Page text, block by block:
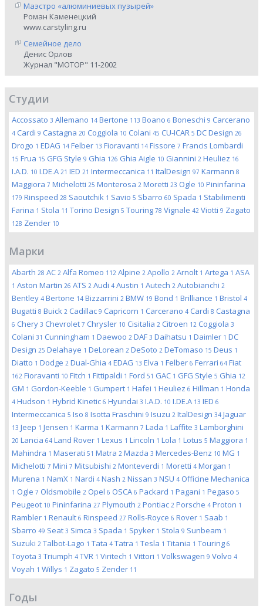
Маэстро «алюминиевых пузырей»
Роман Каменецкий
www.carstyling.ru
Семейное дело
Денис Орлов
Журнал "МОТОР" 11-2002
Студии
Accossato 3 Allemano 14 Bertone 113 Boano 6 Boneschi 9 Carcerano
4 Cardi 9 Castagna 20 Coggiola 10 Colani 45 CU-ICAR 5 DC Design 26
Drogo 1 EDAG 14 Felber 13 Fioravanti 14 Fissore 7 Francis Lombardi
15 Frua 15 GFG Style 9 Ghia 126 Ghia Aigle 10 Giannini 2 Heuliez 16
I.A.D. 10 I.DE.A 21 IED 21 Intermeccanica 11 ItalDesign 97 Karmann 8
Maggiora 7 Michelotti 25 Monterosa 2 Moretti 23 Ogle 10 Pininfarina
179 Rinspeed 28 Saoutchik 1 Savio 5 Sbarro 60 Spada 1 Stabilimenti
Farina 1 Stola 11 Torino Design 5 Touring 78 Vignale 42 Viotti 9 Zagato
128 Zender 10
Марки
Abarth 28 AC 2 Alfa Romeo 112 Alpine 2 Apollo 2 Arnolt 1 Artega 1 ASA
1 Aston Martin 26 ATS 2 Audi 4 Austin 1 Autech 2 Autobianchi 2
Bentley 4 Bertone 14 Bizzarrini 2 BMW 19 Bond 1 Brilliance 1 Bristol 4
Bugatti 8 Buick 2 Cadillac 9 Capricorn 1 Carcerano 4 Cardi 8 Castagna
6 Chery 3 Chevrolet 7 Chrysler 10 Cisitalia 2 Citroen 12 Coggiola 3
Colani 31 Cunningham 1 Daewoo 2 DAF 3 Daihatsu 1 Daimler 1 DC
Design 25 Delahaye 1 DeLorean 2 DeSoto 2 DeTomaso 15 Deus 1
Diatto 1 Dodge 2 Dual-Ghia 4 EDAG 13 Elva 1 Felber 6 Ferrari 64 Fiat
162 Fioravanti 10 Fitch 1 Fittipaldi 1 Ford 51 GAC 1 GFG Style 5 Ghia 12
GM 1 Gordon-Keeble 1 Gumpert 1 Hafei 1 Heuliez 6 Hillman 1 Honda
4 Hudson 1 Hybrid Kinetic 6 Hyundai 3 I.A.D. 10 I.DE.A 13 IED 6
Intermeccanica 5 Iso 8 Isotta Fraschini 9 Isuzu 2 ItalDesign 34 Jaguar
13 Jeep 1 Jensen 1 Karma 1 Karmann 7 Lada 1 Laffite 3 Lamborghini
20 Lancia 64 Land Rover 1 Lexus 1 Lincoln 1 Lola 1 Lotus 5 Maggiora 1
Mahindra 1 Maserati 51 Matra 2 Mazda 3 Mercedes-Benz 10 MG 1
Michelotti 7 Mini 7 Mitsubishi 2 Monteverdi 1 Moretti 4 Morgan 1
Murena 1 NamX 1 Nardi 4 Nash 2 Nissan 3 NSU 4 Officine Mechanica
1 Ogle 7 Oldsmobile 2 Opel 6 OSCA 6 Packard 1 Pagani 1 Pegaso 5
Peugeot 10 Pininfarina 27 Plymouth 2 Pontiac 2 Porsche 4 Proton 1
Rambler 1 Renault 6 Rinspeed 27 Rolls-Royce 6 Rover 1 Saab 1
Sbarro 49 Seat 3 Simca 3 Spada 1 Spyker 1 Stola 9 Sunbeam 1
Suzuki 2 Talbot-Lago 1 Tata 4 Tatra 1 Tesla 1 Titania 1 Touring 6
Toyota 3 Triumph 4 TVR 1 Viritech 1 Vittori 1 Volkswagen 9 Volvo 4
Voyah 1 Willys 1 Zagato 5 Zender 11
Годы